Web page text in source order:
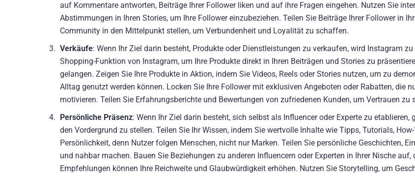
auf Kommentare antworten, Beiträge Ihrer Follower liken und auf ihre Fragen eingehen. Nutzen Sie
Abstimmungen in Ihren Stories, um Ihre Follower einzubeziehen. Teilen Sie Beiträge Ihrer Follower in
Community in den Mittelpunkt stellen, um Verbundenheit und Loyalität zu schaffen.
Verkäufe: Wenn Ihr Ziel darin besteht, Produkte oder Dienstleistungen zu verkaufen, wird Instagram
Shopping-Funktion von Instagram, um Ihre Produkte direkt in Ihren Beiträgen und Stories zu
gelangen. Zeigen Sie Ihre Produkte in Aktion, indem Sie Videos, Reels oder Stories nutzen, um zu
Alltag genutzt werden können. Locken Sie Ihre Follower mit exklusiven Angeboten oder Rabatten, die
motivieren. Teilen Sie Erfahrungsberichte und Bewertungen von zufriedenen Kunden, um Vertrauen
Persönliche Präsenz: Wenn Ihr Ziel darin besteht, sich selbst als Influencer oder Experte zu
den Vordergrund zu stellen. Teilen Sie Ihr Wissen, indem Sie wertvolle Inhalte wie Tipps, Tutorials,
Persönlichkeit, denn Nutzer folgen Menschen, nicht nur Marken. Teilen Sie persönliche Geschichten,
und nahbar machen. Bauen Sie Beziehungen zu anderen Influencern oder Experten in Ihrer Nische
Empfehlungen können Ihre Reichweite und Glaubwürdigkeit erhöhen. Nutzen Sie Storytelling, um